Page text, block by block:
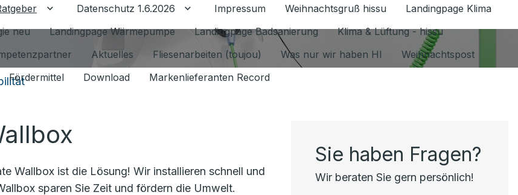
Untermenü für Ratgeber umschalten
Datenschutz 1.6.2026 Untermenü für Datenschutz 1.6.2026 umschalten
Impressum Weihnachtsgruß hissu
Landingpage Klima
neu Landingpage Wärmepumpe Landingpage Badsanierung
Klima & Lüftung - hissu
Aktuelles Fliesenarbeiten (toujou) Was nur wir haben HI
Weihnachtspost
Fördermittel Download Markenlieferanten Record
Wallbox ist die Lösung! Wir installieren schnell und
sparen Sie Zeit und fördern die Umwelt.
Sie haben Fragen?
Wir beraten Sie gern persönlich!